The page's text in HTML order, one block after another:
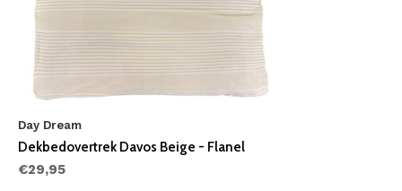
Day Dream
Dekbedovertrek Davos Beige - Flanel
€29,95